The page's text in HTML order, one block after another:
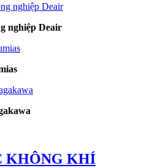
nghiệp Deair
KHÔNG KHÍ